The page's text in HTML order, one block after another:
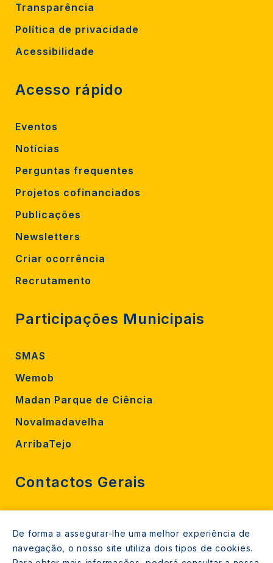
Transparência
Política de privacidade
Acessibilidade
Acesso rápido
Eventos
Notícias
Perguntas frequentes
Projetos cofinanciados
Publicações
Newsletters
Criar ocorrência
Recrutamento
Participações Municipais
SMAS
Wemob
Madan Parque de Ciência
Novalmadavelha
ArribaTejo
Contactos Gerais
800206770 (gratuito rede fixa)
De forma a assegurar-lhe uma melhor experiência de
navegação, o nosso site utiliza dois tipos de cookies.